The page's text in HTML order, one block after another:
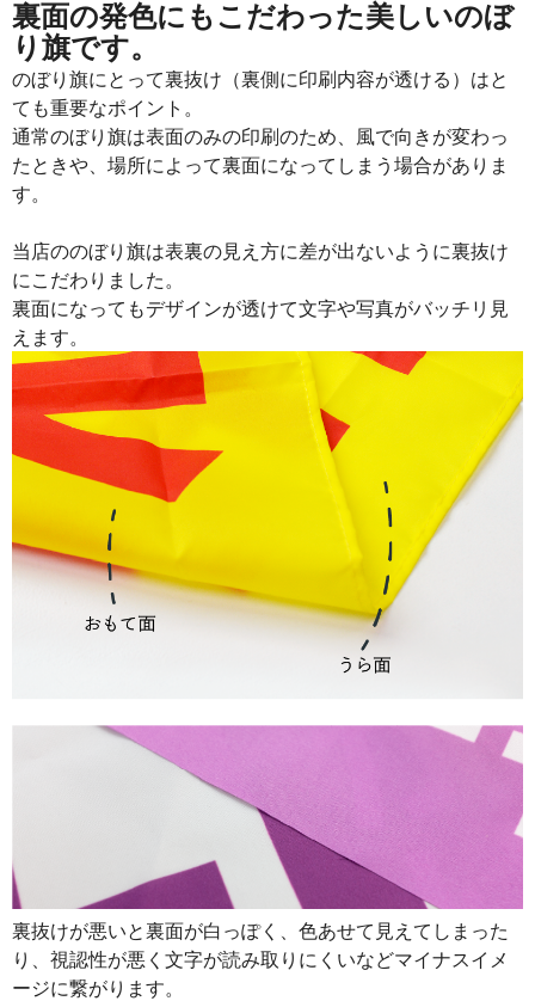
裏面の発色にもこだわった美しいのぼ
り旗です。
のぼり旗にとって裏抜け（裏側に印刷内容が透ける）はと
ても重要なポイント。
通常のぼり旗は表面のみの印刷のため、風で向きが変わっ
たときや、場所によって裏面になってしまう場合がありま
す。
当店ののぼり旗は表裏の見え方に差が出ないように裏抜け
にこだわりました。
裏面になってもデザインが透けて文字や写真がバッチリ見
えます。
裏抜けが悪いと裏面が白っぽく、色あせて見えてしまった
り、視認性が悪く文字が読み取りにくいなどマイナスイメ
ージに繋がります。